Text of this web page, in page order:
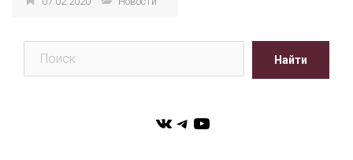
Найти
VKTelegram
YouTube